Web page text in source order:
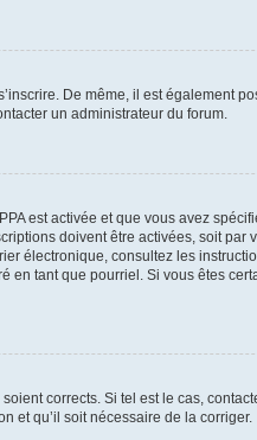
De même, il est également
un administrateur du forum.
est activée et que vous avez
doivent être activées, soit par
électronique, consultez les
tant que pourriel. Si vous êtes
corrects. Si tel est le cas,
et qu’il soit nécessaire de la corriger.